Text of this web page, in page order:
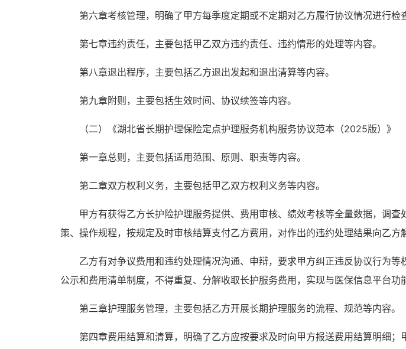
第六章考核管理，明确了甲方每季度定期或不定期对乙方履行协议情况进行检
第七章违约责任，主要包括甲乙双方违约责任、违约情形的处理等内容。
第八章退出程序，主要包括乙方退出发起和退出清算等内容。
第九章附则，主要包括生效时间、协议续签等内容。
（二） 《湖北省长期护理保险定点护理服务机构服务协议范本（2025版） 》
第一章总则，主要包括适用范围、原则、职责等内容。
第二章双方权利义务，主要包括甲乙双方权利义务等内容。
甲方有获得乙方长护险护理服务提供、费用审核、绩效考核等全量数据，调
策、操作规程，按规定及时审核结算支付乙方费用，对作出的违约处理结果向乙方
乙方有对争议费用和违约处理情况沟通、申辩，要求甲方纠正违反协议行为
公示和费用清单制度，不得重复、分解收取长护服务费用，实现与医保信息平台功
第三章护理服务管理，主要包括乙方开展长期护理服务的流程、规范等内容。
第四章费用结算和清算，明确了乙方应按要求及时向甲方报送费用结算明细